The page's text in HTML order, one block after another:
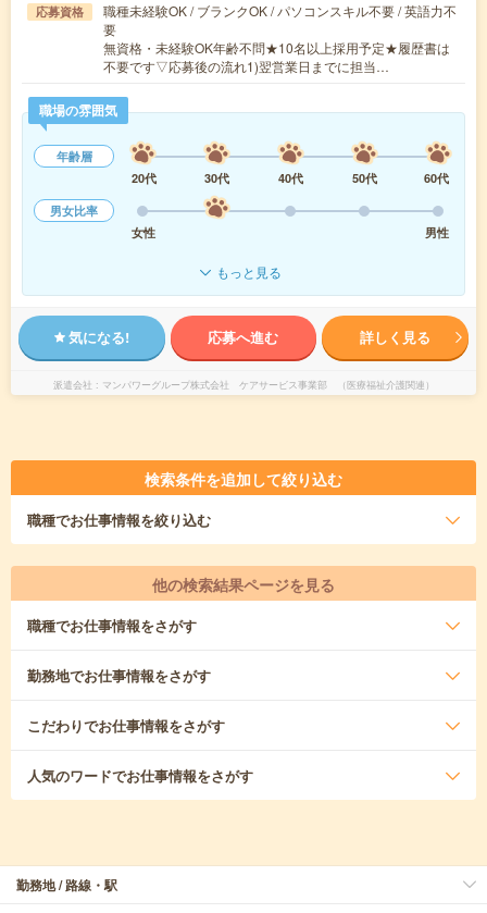
応募資格
職種未経験OK / ブランクOK / パソコンスキル不要 / 英語力不
要
無資格・未経験OK年齢不問★10名以上採用予定★履歴書は
不要です▽応募後の流れ1)翌営業日までに担当…
職場の雰囲気
年齢層
20代
30代 40代 50代
60代
男女比率
女性
男性
もっと見る
気になる! 応募へ進む 詳しく見る
派遣会社 マンパワーグループ株式会社 ケアサービス事業部 （医療福祉介護関連）
検索条件を追加して絞り込む
職種でお仕事情報を絞り込む
他の検索結果ページを見る
職種でお仕事情報をさがす
勤務地でお仕事情報をさがす
こだわりでお仕事情報をさがす
人気のワードでお仕事情報をさがす
勤務地 / 路線・駅